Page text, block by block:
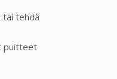
tai tehdä
puitteet